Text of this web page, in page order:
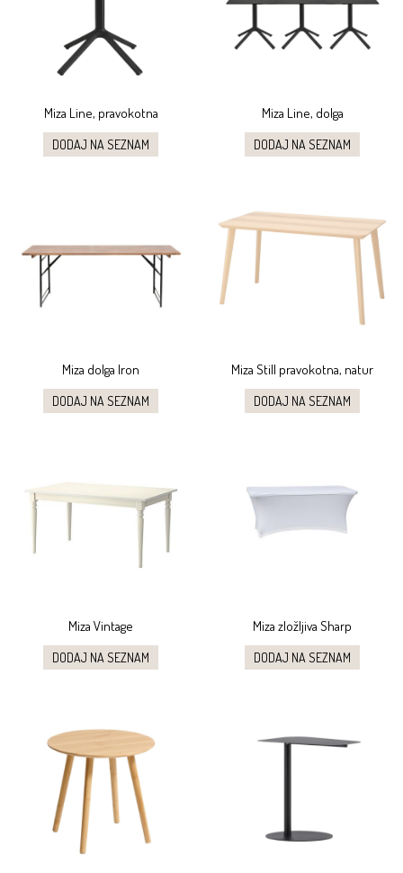
Miza Line, pravokotna
DODAJ NA SEZNAM
Miza Line, dolga
DODAJ NA SEZNAM
Miza dolga Iron
DODAJ NA SEZNAM
Miza Still pravokotna, natur
DODAJ NA SEZNAM
Miza Vintage
DODAJ NA SEZNAM
Miza zložljiva Sharp
DODAJ NA SEZNAM